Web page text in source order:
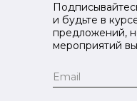
и будьте в
предложений,
мероприятий